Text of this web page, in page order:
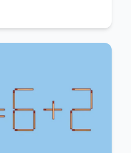
можно, переставив